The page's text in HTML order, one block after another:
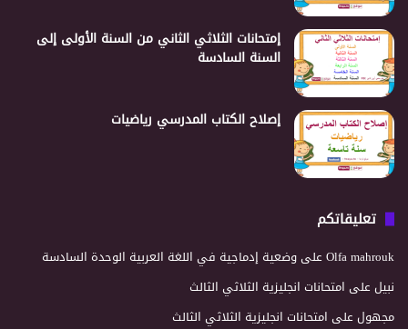
إمتحانات الثلاثي الثاني من السنة الأولى إلى
السنة السادسة
إصلاح الكتاب المدرسي رياضيات
تعليقاتكم
Olfa mahroukعلى وضعية إدماجية في اللغة العربية الوحدة السادسة
نبيلعلى امتحانات انجليزية الثلاثي الثالث
مجهولعلى امتحانات انجليزية الثلاثي الثالث